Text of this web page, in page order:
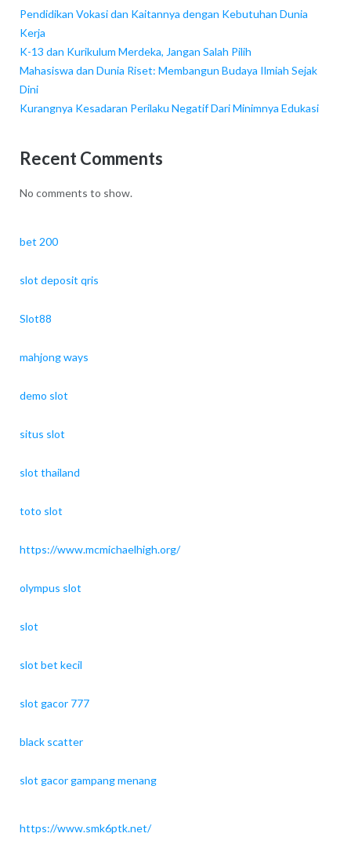
Pendidikan Vokasi dan Kaitannya dengan Kebutuhan Dunia
Kerja
K-13 dan Kurikulum Merdeka, Jangan Salah Pilih
Mahasiswa dan Dunia Riset: Membangun Budaya Ilmiah Sejak
Dini
Kurangnya Kesadaran Perilaku Negatif Dari Minimnya Edukasi
Recent Comments
No comments to show.
bet 200
slot deposit qris
Slot88
mahjong ways
demo slot
situs slot
slot thailand
toto slot
https://www.mcmichaelhigh.org/
olympus slot
slot
slot bet kecil
slot gacor 777
black scatter
slot gacor gampang menang
https://www.smk6ptk.net/